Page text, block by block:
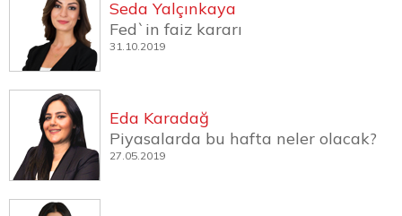
Seda Yalçınkaya
Fed`in faiz kararı
31.10.2019
Eda Karadağ
Piyasalarda bu hafta neler olacak?
27.05.2019